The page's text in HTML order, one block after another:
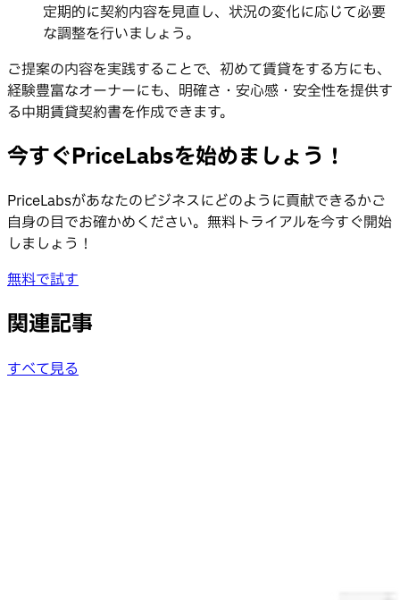
定期的に契約内容を見直し、状況の変化に応じて必要
な調整を行いましょう。
ご提案の内容を実践することで、初めて賃貸をする方にも、
経験豊富なオーナーにも、明確さ・安心感・安全性を提供す
る中期賃貸契約書を作成できます。
今すぐPriceLabsを始めましょう！
PriceLabsがあなたのビジネスにどのように貢献できるかご
自身の目でお確かめください。無料トライアルを今すぐ開始
しましょう！
無料で試す
関連記事
すべて見る